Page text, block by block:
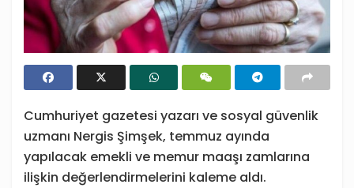
Cumhuriyet gazetesi yazarı ve sosyal güvenlik
uzmanı Nergis Şimşek, temmuz ayında
yapılacak emekli ve memur maaşı zamlarına
ilişkin değerlendirmelerini kaleme aldı.